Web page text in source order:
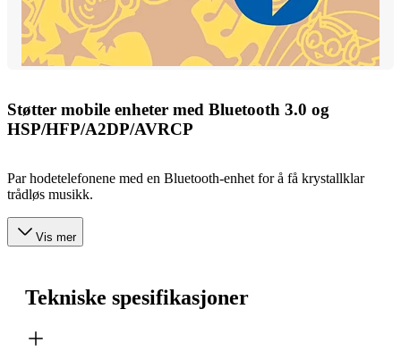
Støtter mobile enheter med Bluetooth 3.0 og
HSP/HFP/A2DP/AVRCP
Par hodetelefonene med en Bluetooth-enhet for å få krystallklar
trådløs musikk.
Vis mer
Tekniske spesifikasjoner